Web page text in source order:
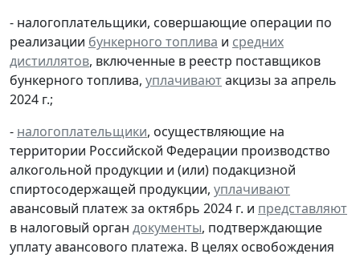
- налогоплательщики, совершающие операции по
реализации бункерного топлива и средних
дистиллятов, включенные в реестр поставщиков
бункерного топлива, уплачиваютакцизы за апрель
2024 г.;
- налогоплательщики, осуществляющие на
территории Российской Федерации производство
алкогольной продукции и (или) подакцизной
спиртосодержащей продукции, уплачивают
авансовый платеж за октябрь 2024 г. и представляют
в налоговый орган документы, подтверждающие
уплату авансового платежа. В целях освобождения